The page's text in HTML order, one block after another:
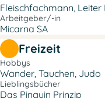
Fleischfachmann, Leiter
Arbeitgeber/-in
Micarna SA
Freizeit
Hobbys
Wander, Tauchen, Judo
Lieblingsbücher
Das Pinguin Prinzip